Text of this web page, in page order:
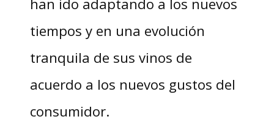
han ido adaptando a los nuevos
tiempos y en una evolución
tranquila de sus vinos de
acuerdo a los nuevos gustos del
consumidor.